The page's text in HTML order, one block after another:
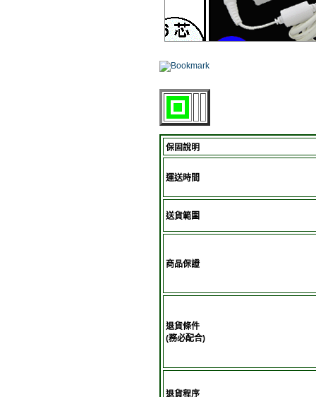
保固說明
運送時間
送貨範圍
商品保證
退貨條件
(務必配合)
退貨程序